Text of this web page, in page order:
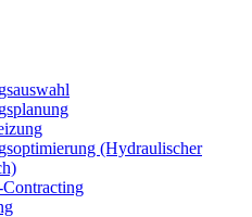
(Hydraulischer